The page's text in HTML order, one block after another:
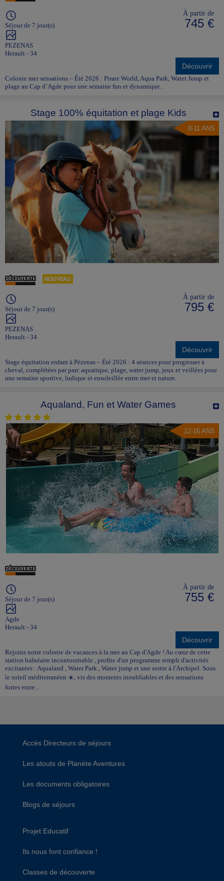
Séjour de 7 jour(s)
PEZENAS
Herault - 34
À partir de
745 €
Découvrir
Colonie mer sensations – Été 2026 : Pirate World, Aqua Park, Water Jump et
plage au Cap d’Agde pour une semaine fun et dynamique.
Stage 100% équitation et plage Kids
8-11 ANS
Séjour de 7 jour(s)
PEZENAS
Herault - 34
À partir de
795 €
Découvrir
Stage équitation enfant à Pézenas – Été 2026 : 4 séances pour progresser à
cheval, complétées par parc aquatique, plage, water jump, jeux et veillées pour
une semaine sportive, ludique et ensoleillée entre mer et nature.
Aqualand, Fun et Water Games
12-16 ANS
Séjour de 7 jour(s)
Agde
Herault - 34
À partir de
755 €
Découvrir
Rejoins notre colonie de vacances à la mer au Cap d'Agde ! Au cœur de cette
station balnéaire incontournable , profite d'un programme rempli d'activités
excitantes : Aqualand , Water Park , Water jump et une sortie à l'Archipel. Sous
le soleil méditerranéen ☀️, vis des moments inoubliables et des sensations
fortes entre...
Accès Directeurs de séjours
Les atouts de Planète Aventures
Les documents obligatoires
Blogs de séjours
Projet Educatif
Ils nous font confiance !
Classes de découverte